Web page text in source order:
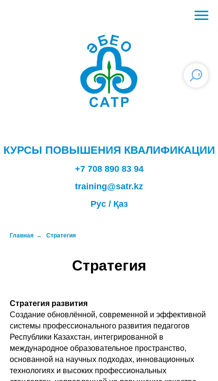
КУРСЫ ПОВЫШЕНИЯ КВАЛИФИКАЦИИ
+7 708 890 83 94
training@satr.kz
Рус/ Қаз
Главная → Стратегия
Стратегия
Стратегия развития
Создание обновлённой, современной и эффективной
системы профессионального развития педагогов
Республики Казахстан, интегрированной в
международное образовательное пространство,
основанной на научных подходах, инновационных
технологиях и высоких профессиональных